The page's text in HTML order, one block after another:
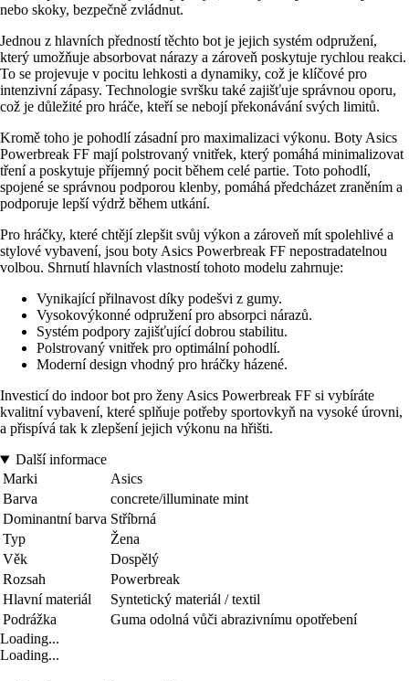
nebo skoky, bezpečně zvládnut.
Jednou z hlavních předností těchto bot je jejich systém odpružení,
který umožňuje absorbovat nárazy a zároveň poskytuje rychlou reakci.
To se projevuje v pocitu lehkosti a dynamiky, což je klíčové pro
intenzivní zápasy. Technologie svršku také zajišťuje správnou oporu,
což je důležité pro hráče, kteří se nebojí překonávání svých limitů.
Kromě toho je pohodlí zásadní pro maximalizaci výkonu. Boty Asics
Powerbreak FF mají polstrovaný vnitřek, který pomáhá minimalizovat
tření a poskytuje příjemný pocit během celé partie. Toto pohodlí,
spojené se správnou podporou klenby, pomáhá předcházet zraněním a
podporuje lepší výdrž během utkání.
Pro hráčky, které chtějí zlepšit svůj výkon a zároveň mít spolehlivé a
stylové vybavení, jsou boty Asics Powerbreak FF nepostradatelnou
volbou. Shrnutí hlavních vlastností tohoto modelu zahrnuje:
Vynikající přilnavost díky podešvi z gumy.
Vysokovýkonné odpružení pro absorpci nárazů.
Systém podpory zajišťující dobrou stabilitu.
Polstrovaný vnitřek pro optimální pohodlí.
Moderní design vhodný pro hráčky házené.
Investicí do indoor bot pro ženy Asics Powerbreak FF si vybíráte
kvalitní vybavení, které splňuje potřeby sportovkyň na vysoké úrovni,
a přispívá tak k zlepšení jejich výkonu na hřišti.
Další informace
Marki
Asics
Barva
concrete/illuminate mint
Dominantní barva Stříbrná
Typ
Žena
Věk
Dospělý
Rozsah
Powerbreak
Hlavní materiál
Syntetický materiál / textil
Podrážka
Guma odolná vůči abrazivnímu opotřebení
Loading...
Loading...